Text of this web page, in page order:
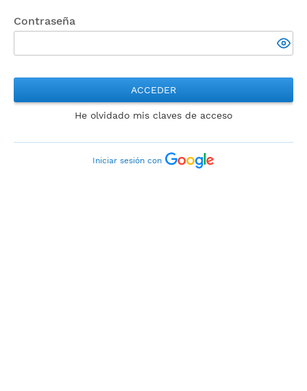
Contraseña
ACCEDER
He olvidado mis claves de acceso
Iniciar sesión con